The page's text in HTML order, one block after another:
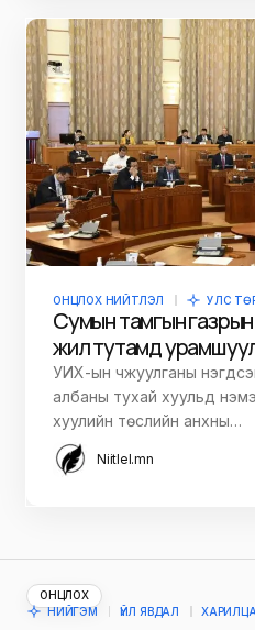
ОНЦЛОХ НИЙТЛЭЛ УЛС
Сумын тамгын
жил тутамд
УИХ-ын чжуулганы
албаны тухай хуульд
хуулийн төслийн анхны…
Niitlel.mn
ОНЦЛОХ
НИЙГЭМ
ҮЙЛ ЯВДАЛ